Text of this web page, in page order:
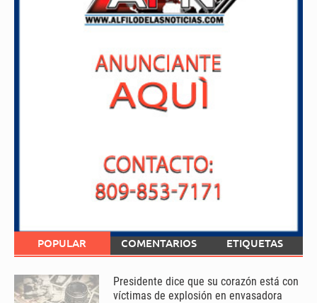
POPULAR COMENTARIOS ETIQUETAS
Presidente dice que su corazón está con
víctimas de explosión en envasadora